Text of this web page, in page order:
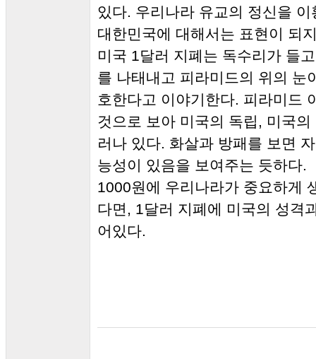
있다. 우리나라 유교의 정신을
대한민국에 대해서는 표현이 되
미국 1달러 지폐는 독수리가 들
를 나태내고 피라미드의 위의 눈
호한다고 이야기한다. 피라미드
것으로 보아 미국의 독립, 미국
러나 있다. 화살과 방패를 보면
능성이 있음을 보여주는 듯하다.
1000원에 우리나라가 중요하게
다면, 1달러 지폐에 미국의 성격
어있다.